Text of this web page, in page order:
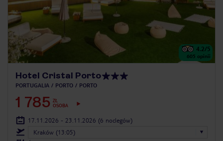
4.2/5
605 opinii
Hotel Cristal Porto
PORTUGALIA PORTO PORTO
1 785 ZŁ
OSOBA
17.11.2026 - 23.11.2026 (6 noclegów)
Kraków (13:05)